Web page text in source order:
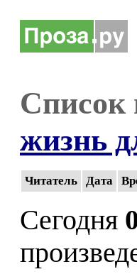
Список
жизнь
Читатель Дата
Сегодня